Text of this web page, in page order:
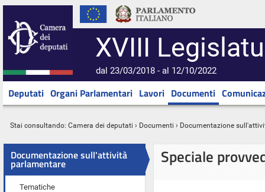
XVIII
dal 23/03/2018 - al 12/10/2022
Deputati Organi Parlamentari Lavori Documenti
Stai consultando: Camera dei deputati › Documenti › Documentazione
Documentazione sull'attività
parlamentare
Tematiche
Speciale